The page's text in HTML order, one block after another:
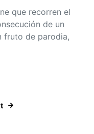
que recorren el
de un
fruto de parodia,